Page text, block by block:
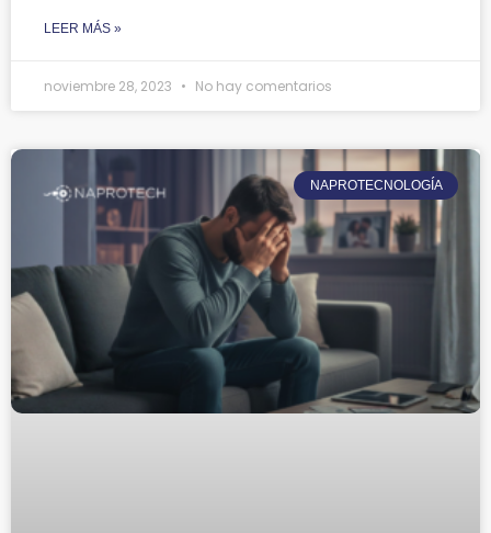
LEER MÁS »
noviembre 28, 2023 No hay comentarios
NAPROTECNOLOGÍA